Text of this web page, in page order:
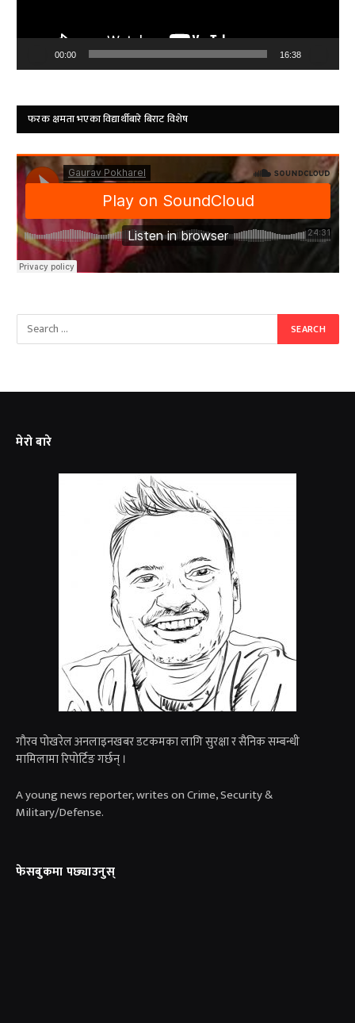
00:00 16:38
फरक क्षमता भएका विद्यार्थीबारे बिराट विशेष
मेरो बारे
गाैरव पोखरेल अनलाइनखबर डटकमका लागि सुरक्षा र सैनिक सम्बन्धी
मामिलामा रिपोर्टिङ गर्छन् ।
A young news reporter, writes on Crime, Security &
Military/Defense.
फेसबुकमा पछ्याउनुस्